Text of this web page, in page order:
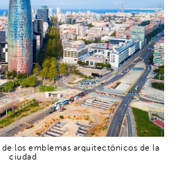
de los emblemas arquitectónicos de la
ciudad